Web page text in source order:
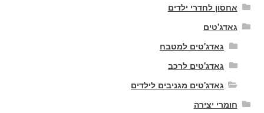
אחסון לחדרי ילדים
גאדג'טים
גאדג'טים למטבח
גאדג'טים לרכב
גאדג'טים מגניבים לילדים
חומרי יצירה